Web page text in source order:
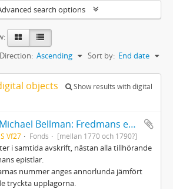
search options
Sort by: End date
Direction: Ascending
objects
Show results with digital
Carl Michael Bellman: Fredmans epistlar m.m.
Vf27 Fonds [mellan 1770 och 1790?]
i samtida avskrift, nästan alla tillhörande
epistlar.
nummer anges annorlunda jämfört
tryckta upplagorna.